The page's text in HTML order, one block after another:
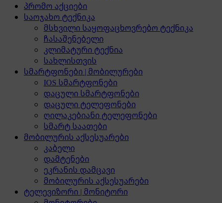
პრომო აქციები
საოჯახო ტექნიკა
მსხვილი საყოფაცხოვრებო ტექნიკა
ჩასაშენებელი
კლიმატური ტექნია
სახლისთვის
სმარტფონები | მობილურები
IOS სმარტფონები
დაცული სმარტფონები
დაცული ტელეფონები
ღილაკებიანი ტელეფონები
სმარტ საათები
მობილურის აქსესუარები
კაბელი
დამტენები
ეკრანის დამცავი
მობილურის აქსესუარები
ტელევიზორი | მონიტორი